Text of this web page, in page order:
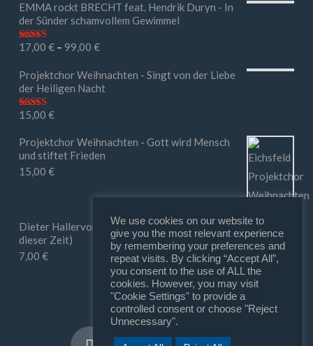
EMMA rockt BRECHT feat. Hendrik Duryn - In
der Sünder schamvollem Gewimmel
Bewertet mit
17,00 €– 99,00 €
Projektchor Weihnachten - Singt von der Liebe
der Heiligen Nacht
Bewertet mit
15,00 €
Projektchor Weihnachten - Gott wird Mensch
und stiftet Frieden
15,00 €
Dieter Hallervorden - Ihr macht mir Mut (in
dieser Zeit)
7,00 €
We use cookies on our website to
give you the most relevant experience
by remembering your preferences and
repeat visits. By clicking “Accept All”,
you consent to the use of ALL the
cookies. However, you may visit
"Cookie Settings" to provide a
controlled consent or choose "Reject
Unnecessary".